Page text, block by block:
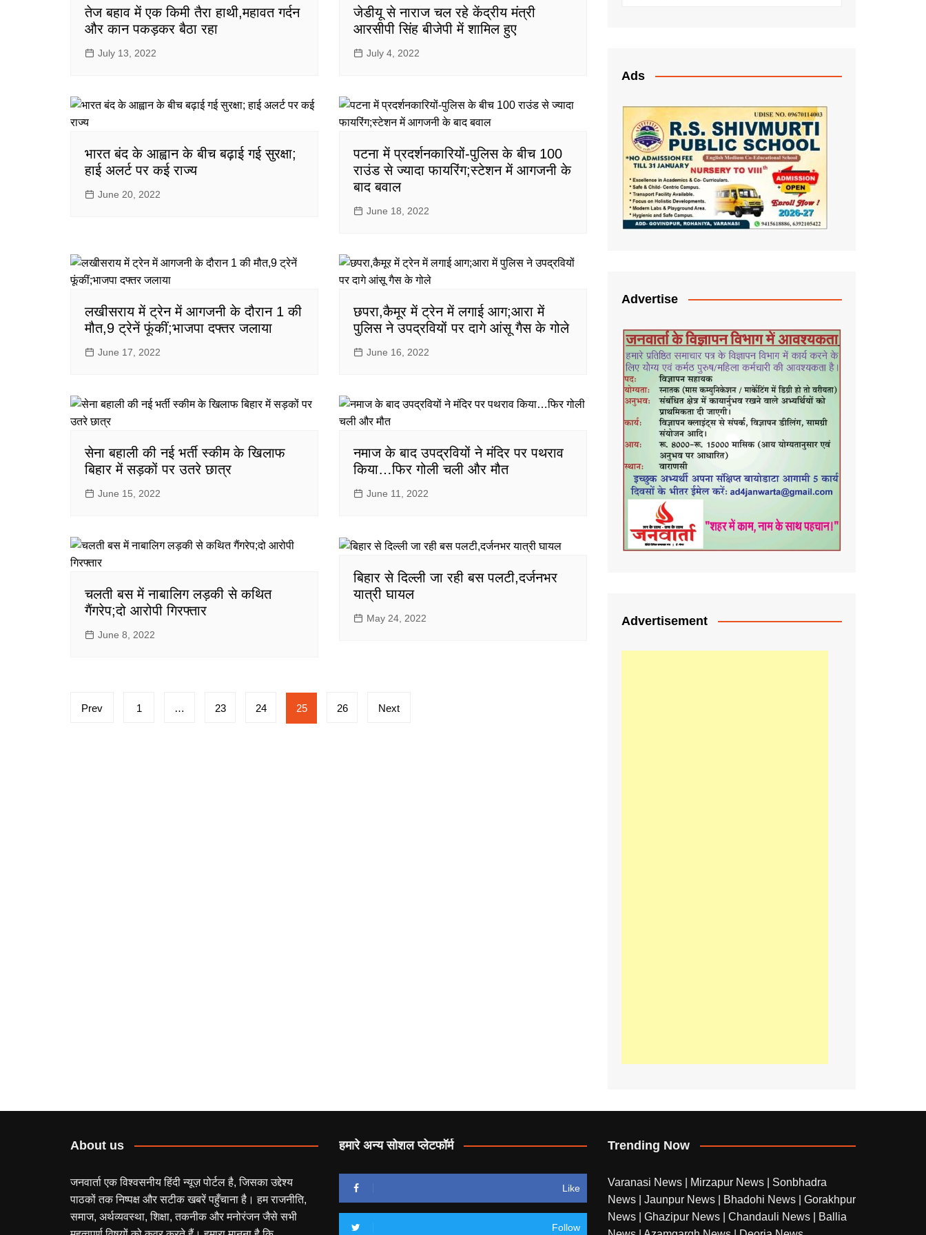
लखनऊ
तेज बहाव में एक किमी तैरा हाथी,महावत गर्दन
और कान पकड़कर बैठा रहा
July 13, 2022
जेडीयू से नाराज चल रहे केंद्रीय मंत्री
आरसीपी सिंह बीजेपी में शामिल हुए
July 4, 2022
भारत बंद के आह्वान के बीच बढ़ाई गई सुरक्षा;
हाई अलर्ट पर कई राज्य
June 20, 2022
पटना में प्रदर्शनकारियों-पुलिस के बीच 100
राउंड से ज्यादा फायरिंग;स्टेशन में आगजनी के
बाद बवाल
June 18, 2022
लखीसराय में ट्रेन में आगजनी के दौरान 1 की
मौत,9 ट्रेनें फूंकीं;भाजपा दफ्तर जलाया
June 17, 2022
छपरा,कैमूर में ट्रेन में लगाई आग;आरा में
पुलिस ने उपद्रवियों पर दागे आंसू गैस के गोले
June 16, 2022
सेना बहाली की नई भर्ती स्कीम के खिलाफ
बिहार में सड़कों पर उतरे छात्र
June 15, 2022
नमाज के बाद उपद्रवियों ने मंदिर पर पथराव
किया…फिर गोली चली और मौत
June 11, 2022
चलती बस में नाबालिग लड़की से कथित
गैंगरेप;दो आरोपी गिरफ्तार
June 8, 2022
बिहार से दिल्ली जा रही बस पलटी,दर्जनभर
यात्री घायल
May 24, 2022
Posts
Prev 1 … 23 24 25 26 Next
Ads
Advertise
Advertisement
About us
जनवार्ता एक विश्वसनीय हिंदी न्यूज़ पोर्टल है, जिसका उद्देश्य
पाठकों तक निष्पक्ष और सटीक खबरें पहुँचाना है। हम राजनीति,
समाज, अर्थव्यवस्था, शिक्षा, तकनीक और मनोरंजन जैसे सभी
हमारे अन्य सोशल प्लेटफॉर्म
Like
Follow
Trending Now
Varanasi News Mirzapur News
Sonbhadra
News
Jaunpur News Bhadohi News
Gorakhpur
News
Ghazipur News Chandauli News
Ballia